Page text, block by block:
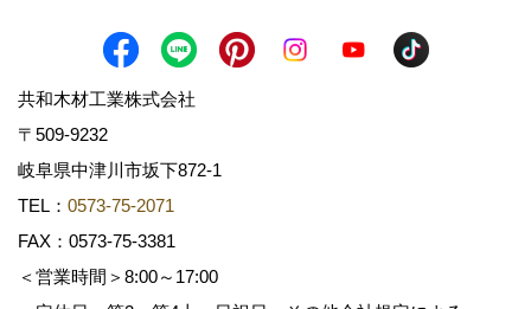
共和木材工業株式会社
〒509-9232
岐阜県中津川市坂下872‐1
TEL： 0573-75-2071
FAX：0573-75-3381
＜営業時間＞8:00～17:00